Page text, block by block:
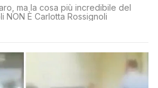
ma la cosa più incredibile del
NON È Carlotta Rossignoli